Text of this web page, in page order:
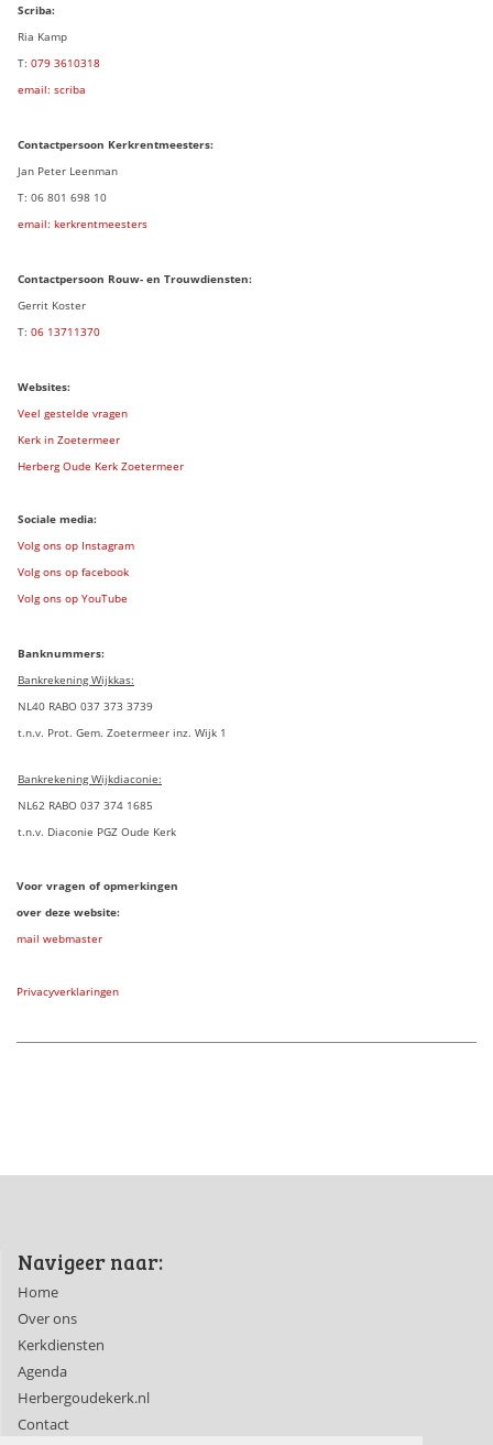
Scriba:
Ria Kamp
T: 079 3610318
email: scriba
Contactpersoon Kerkrentmeesters:
Jan Peter Leenman
T: 06 801 698 10
email: kerkrentmeesters
Contactpersoon Rouw- en Trouwdiensten:
Gerrit Koster
T: 06 13711370
Websites:
Veel gestelde vragen
Kerk in Zoetermeer
Herberg Oude Kerk Zoetermeer
Sociale media:
Volg ons op Instagram
Volg ons op facebook
Volg ons op YouTube
Banknummers:
Bankrekening Wijkkas:
NL40 RABO 037 373 3739
t.n.v. Prot. Gem. Zoetermeer inz. Wijk 1
Bankrekening Wijkdiaconie:
NL62 RABO 037 374 1685
t.n.v. Diaconie PGZ Oude Kerk
Voor vragen of opmerkingen
over deze website:
mail webmaster
Privacyverklaringen
Navigeer naar:
Home
Over ons
Kerkdiensten
Agenda
Herbergoudekerk.nl
Contact